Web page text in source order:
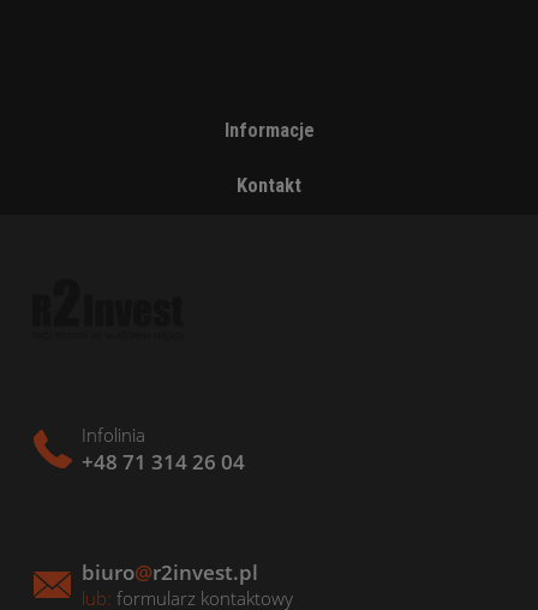
Informacje
Kontakt
Infolinia
+48 71 314 26 04
biuro@r2invest.pl
lub: formularz kontaktowy